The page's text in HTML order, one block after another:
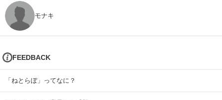
モナキ
FEEDBACK
「ねとらぼ」ってなに？